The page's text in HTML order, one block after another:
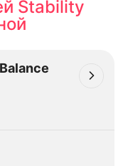
Stability